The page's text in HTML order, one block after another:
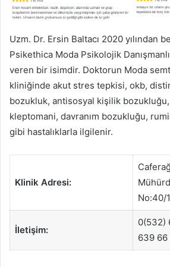
Uzm. Dr. Ersin Baltacı 2020 yılından
Psikethica Moda Psikolojik
veren bir isimdir. Doktorun Moda
kliniğinde akut stres tepkisi, okb,
bozukluk, antisosyal kişilik
kleptomani, davranım bozukluğu,
gibi hastalıklarla ilgilenir.
Klinik Adresi:
No:40/
İletişim:
0(532)
639 66